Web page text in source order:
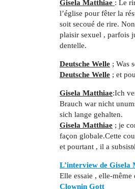
Gisela Matthiae : Le
l’église pour fêter la
soit secoué de rire.
plaisir sexuel , parfois
dentelle.
Deutsche Welle ; Was
Deutsche Welle ; et
Gisela Matthiae:Ich
Brauch war nicht
sich lange gehalten.
Gisela Matthiae ; je
façon globale.Cette
et pourtant , il a
L’interview de Gisela
Elle essaie , elle-
Clownin Gott